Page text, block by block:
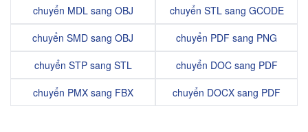
chuyển MDL sang OBJ
chuyển SMD sang OBJ
chuyển STP sang STL
chuyển PMX sang FBX
chuyển STL sang GCODE
chuyển PDF sang PNG
chuyển DOC sang PDF
chuyển DOCX sang PDF